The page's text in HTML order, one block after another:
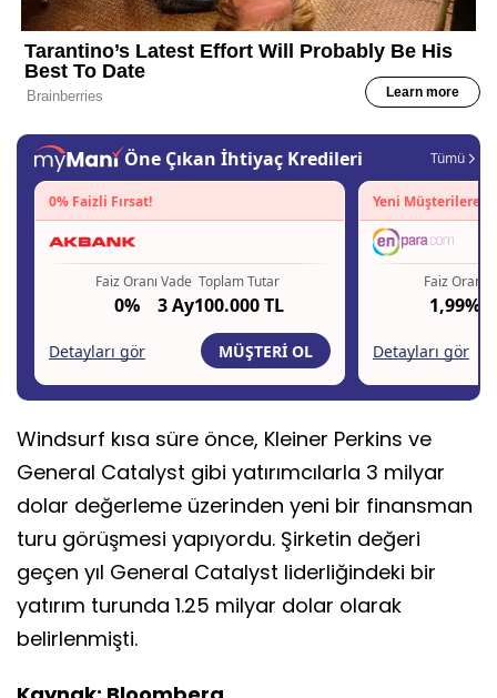
Windsurf kısa süre önce, Kleiner Perkins ve
General Catalyst gibi yatırımcılarla 3 milyar
dolar değerleme üzerinden yeni bir finansman
turu görüşmesi yapıyordu. Şirketin değeri
geçen yıl General Catalyst liderliğindeki bir
yatırım turunda 1.25 milyar dolar olarak
belirlenmişti.